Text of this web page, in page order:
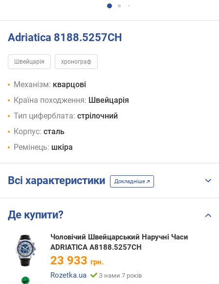
Adriatica 8188.5257CH
Швейцарія хронограф
Механізм: кварцові
Країна походження: Швейцарія
Тип циферблата: стрілочний
Корпус: сталь
Ремінець: шкіра
Всі характеристики Докладніше
Де купити?
Чоловічий Швейцарський Наручні Часи
ADRIATICA A8188.5257CH
23 933 грн.
Rozetka.ua
З нами 7 років